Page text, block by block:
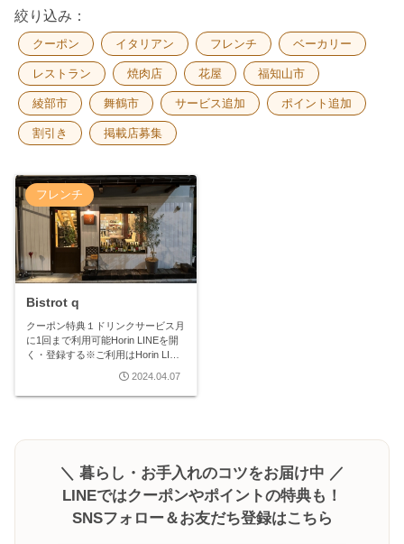
絞り込み：
クーポン イタリアン フレンチ ベーカリー
レストラン 焼肉店 花屋 福知山市
綾部市 舞鶴市 サービス追加 ポイント追加
割引き 掲載店募集
フレンチ
Bistrot q
クーポン特典１ドリンクサービス月
に1回まで利用可能Horin LINEを開
く・登録する※ご利用はHorin LINE
ださい。店舗情報Bistrot qビストロ
q〒620-0033 京都府福知山市上紺屋
2024.04.07
＼ 暮らし・お手入れのコツをお届け中 ／
LINEではクーポンやポイントの特典も！
SNSフォロー＆お友だち登録はこちら